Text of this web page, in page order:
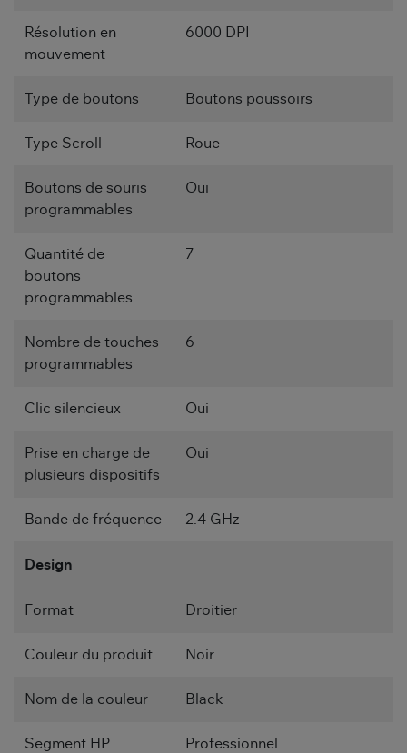
Résolution en
mouvement
6000 DPI
Type de boutons Boutons poussoirs
Type Scroll Roue
Boutons de souris
programmables
Oui
Quantité de
boutons
programmables
7
Nombre de touches
programmables
6
Clic silencieux Oui
Prise en charge de
plusieurs dispositifs
Oui
Bande de fréquence 2.4 GHz
Design
Format Droitier
Couleur du produit Noir
Nom de la couleur Black
Segment HP Professionnel